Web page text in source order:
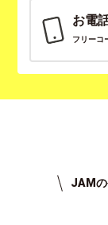
お電
フリーコ
JAMの